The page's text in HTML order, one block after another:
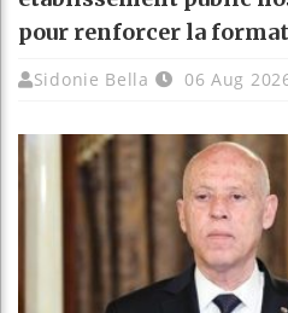
pour renforcer la
Sidonie Bella 06 Aug